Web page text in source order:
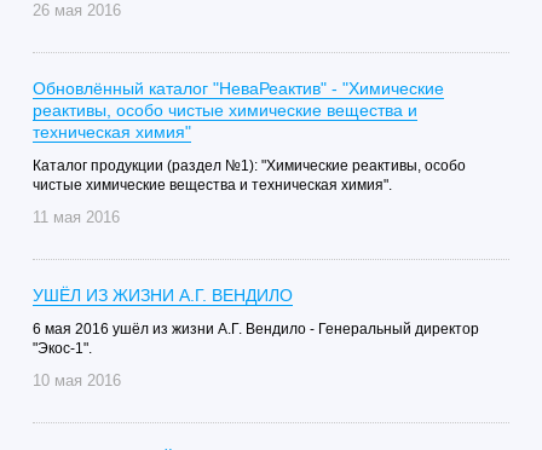
26 мая 2016
Обновлённый каталог "НеваРеактив" - "Химические
реактивы, особо чистые химические вещества и
техническая химия"
Каталог продукции (раздел №1): "Химические реактивы, особо
чистые химические вещества и техническая химия".
11 мая 2016
УШЁЛ ИЗ ЖИЗНИ А.Г. ВЕНДИЛО
6 мая 2016 ушёл из жизни А.Г. Вендило - Генеральный директор
"Экос-1".
10 мая 2016